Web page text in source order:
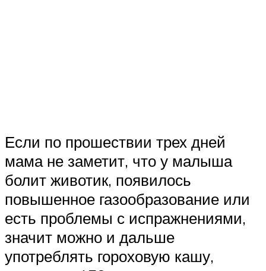
Если по прошествии трех дней
мама не заметит, что у малыша
болит животик, появилось
повышенное газообразование или
есть проблемы с испражнениями,
значит можно и дальше
употреблять гороховую кашу,